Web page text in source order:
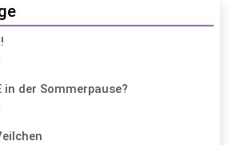
in der Sommerpause?